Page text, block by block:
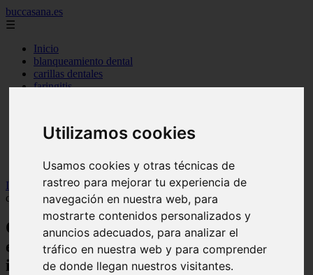
Utilizamos cookies
Usamos cookies y otras técnicas de
rastreo para mejorar tu experiencia de
navegación en nuestra web, para
mostrarte contenidos personalizados y
anuncios adecuados, para analizar el
tráfico en nuestra web y para comprender
de donde llegan nuestros visitantes.
buccasana.es
☰
Inicio
blanqueamiento dental
carillas dentales
faringitis
lengua blanca causas y remedios
mal aliento
tipos de brackets
Inicio
dientes > Ortodoncia invisible vs Brackets: Ahorra en
costos y obtén resultados impresionantes - Salud dental
Ortodoncia invisible vs Brackets: Ahorra
en costos y obtén resultados
impresionantes - Salud dental